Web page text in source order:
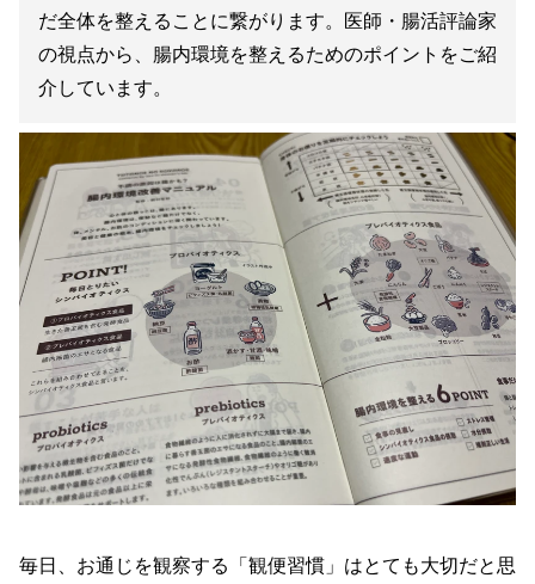
だ全体を整えることに繋がります。医師・腸活評論家
の視点から、腸内環境を整えるためのポイントをご紹
介しています。
毎日、お通じを観察する「観便習慣」はとても大切だと思